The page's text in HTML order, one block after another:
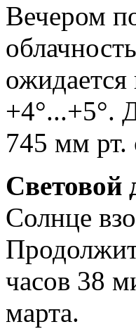
Вечером
+4°...+5°.
745 мм рт.
Световой
Солнце
часов 38
марта.